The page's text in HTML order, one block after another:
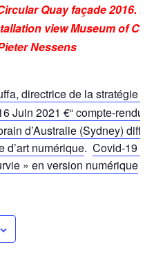
Quay façade 2016.
view Museum of
Nessens
directrice de la stratégie
Juin 2021 €“ compte-rendu
d’Australie (Sydney)
d’art numérique. Covid-19 /
» en version numérique